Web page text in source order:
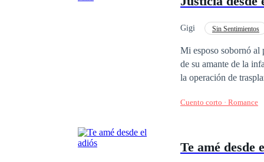
Gigi Sin Sentimientos
Mi esposo sobornó al
de su amante de la infancia. Ese mismo día, mi hija sufrió de un infarto y murió en mis
la operación de
informó que estaba en etapa
Cuento corto · Romance
Te amé desde